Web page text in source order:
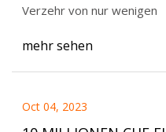
Verzehr von nur wenigen
mehr sehen
Oct 04, 2023